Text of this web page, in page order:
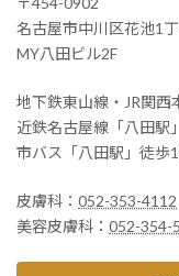
名古屋市中川区花池1
MY八田ビル2F
地下鉄東山線・JR関
近鉄名古屋線「八田駅
市バス「八田駅」徒歩
皮膚科： 052-353-4112
美容皮膚科： 052-354-